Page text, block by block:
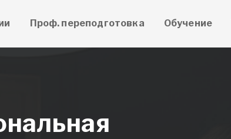
Проф. переподготовка Обучение